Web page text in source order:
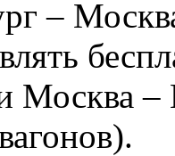
–
Москва